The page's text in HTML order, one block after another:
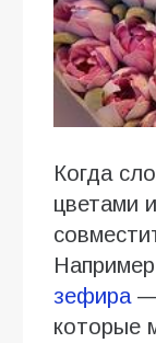
Когда
цветами
зефира—
которые